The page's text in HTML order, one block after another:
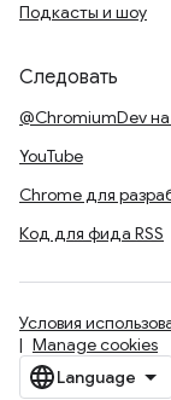
Подкасты и шоу
Следовать
@ChromiumDev
YouTube
Chrome для
Код для фида RSS
Условия
Manage cookies